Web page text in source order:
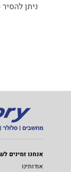
ניתן
אנחנו זמינים
אודותינו